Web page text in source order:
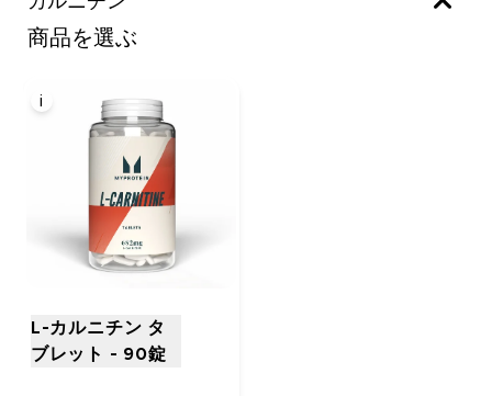
商品を選ぶ
i
L-カルニチン タ
ブレット - 90錠